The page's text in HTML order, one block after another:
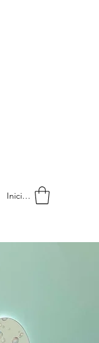
Iniciar sesión